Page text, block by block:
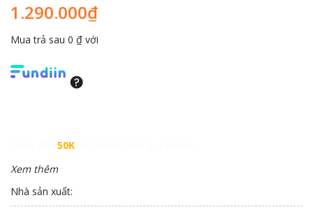
1.290.000₫
Mua trả sau 0 ₫ với
50K
Xem thêm
Nhà sản xuất: